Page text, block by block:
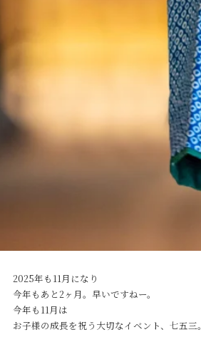
2025年も11月になり
今年もあと2ヶ月。早いですねー。
今年も11月は
お子様の成長を祝う大切なイベント、七五三。